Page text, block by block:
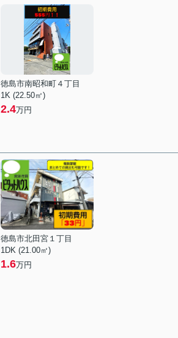
徳島市南昭和町４丁目
1K (22.50㎡)
2.4万円
徳島市北田宮１丁目
1DK (21.00㎡)
1.6万円